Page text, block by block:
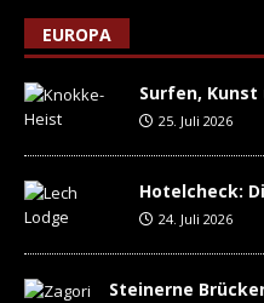
EUROPA
Surfen,
25. Juli 2026
Hotelcheck:
24. Juli 2026
Steinerne